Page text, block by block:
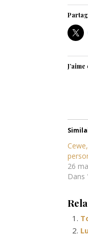
J’aime
26
Dans